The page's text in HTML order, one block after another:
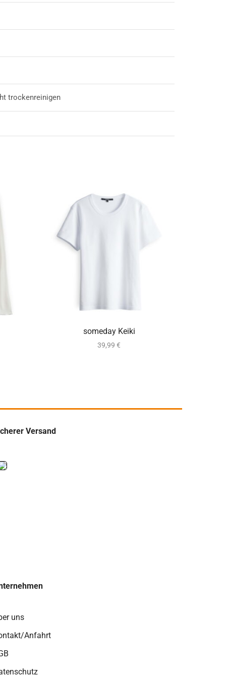
trockenreinigen
someday Keiki
39,99€
Versand
uns
Anfahrt